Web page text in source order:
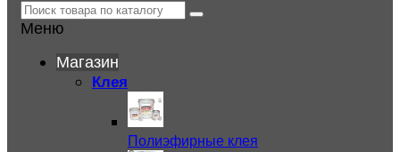
Меню
Магазин
Клея
Полиэфирные клея